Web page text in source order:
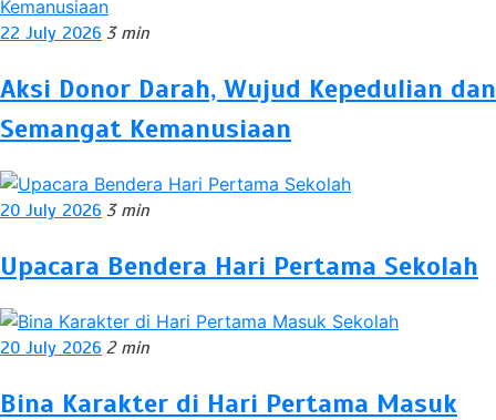
22 July 2026 3 min
Aksi Donor Darah, Wujud Kepedulian dan
Semangat Kemanusiaan
20 July 2026 3 min
Upacara Bendera Hari Pertama Sekolah
20 July 2026 2 min
Bina Karakter di Hari Pertama Masuk